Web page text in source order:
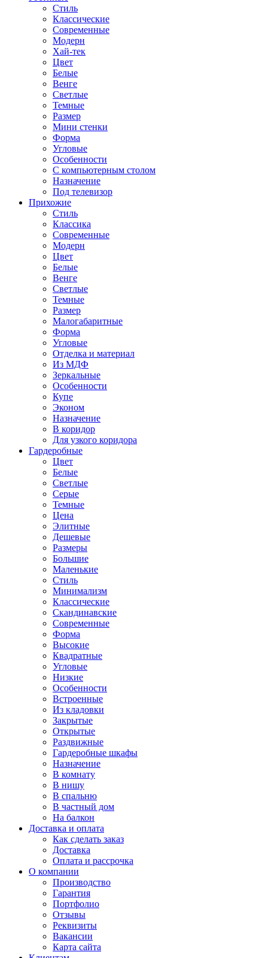
Стиль
Классические
Современные
Модерн
Хай-тек
Цвет
Белые
Венге
Светлые
Темные
Размер
Мини стенки
Форма
Угловые
Особенности
С компьютерным столом
Назначение
Под телевизор
Прихожие
Стиль
Классика
Современные
Модерн
Цвет
Белые
Венге
Светлые
Темные
Размер
Малогабаритные
Форма
Угловые
Отделка и материал
Из МДФ
Зеркальные
Особенности
Купе
Эконом
Назначение
В коридор
Для узкого коридора
Гардеробные
Цвет
Белые
Светлые
Серые
Темные
Цена
Элитные
Дешевые
Размеры
Большие
Маленькие
Стиль
Минимализм
Классические
Скандинавские
Современные
Форма
Высокие
Квадратные
Угловые
Низкие
Особенности
Встроенные
Из кладовки
Закрытые
Открытые
Раздвижные
Гардеробные шкафы
Назначение
В комнату
В нишу
В спальню
В частный дом
На балкон
Доставка и оплата
Как сделать заказ
Доставка
Оплата и рассрочка
О компании
Производство
Гарантия
Портфолио
Отзывы
Реквизиты
Вакансии
Карта сайта